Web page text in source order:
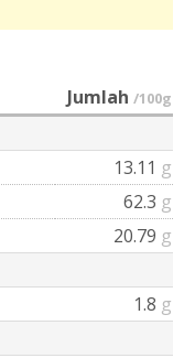
Jumlah /100g
13.11 g
62.3 g
20.79 g
1.8 g